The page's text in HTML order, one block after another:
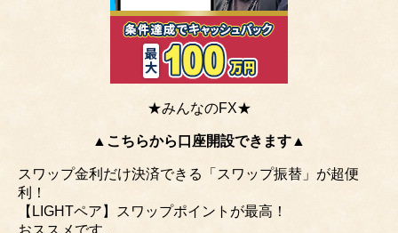
★みんなのFX★
▲こちらから口座開設できます▲
スワップ金利だけ決済できる「スワップ振替」が超便
利！
【LIGHTペア】スワップポイントが最高！
おススメです。